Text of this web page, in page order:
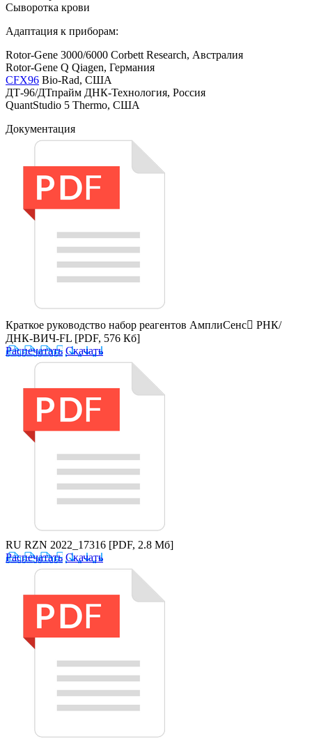
Сыворотка крови
Адаптация к приборам:
Rotor-Gene 3000/6000 Corbett Research, Австралия
Rotor-Gene Q Qiagen, Германия
CFX96 Bio-Rad, США
ДТ-96/ДТпрайм ДНК-Технология, Россия
QuantStudio 5 Thermo, США
Документация
Краткое руководство набор реагентов АмплиСенс РНК/
ДНК-ВИЧ-FL [PDF, 576 Кб]
Распечатать Скачать
RU RZN 2022_17316 [PDF, 2.8 Мб]
Распечатать Скачать